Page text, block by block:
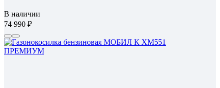
В наличии
74 990